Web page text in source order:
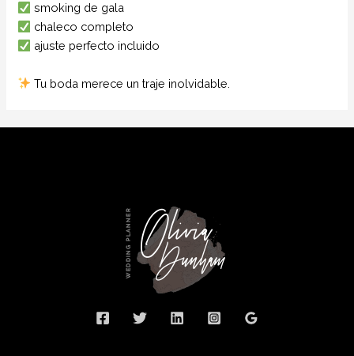
smoking de gala
chaleco completo
ajuste perfecto incluido
Tu boda merece un traje inolvidable.